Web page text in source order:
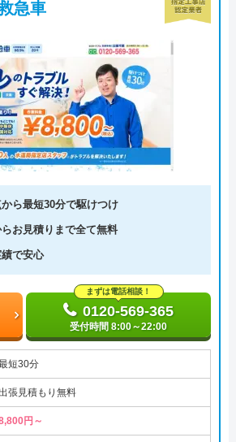
急車
ら最短30分で駆けつけ
お見積りまで全て無料
で安心
まずは電話相談！
0120-569-365
受付時間 8:00～22:00
短30分
張見積もり無料
円～